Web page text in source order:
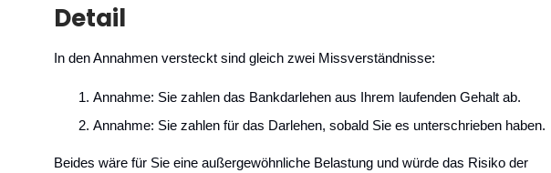
Detail
In den Annahmen versteckt sind gleich zwei Missverständnisse:
Annahme: Sie zahlen das Bankdarlehen aus Ihrem laufenden Gehalt ab.
Annahme: Sie zahlen für das Darlehen, sobald Sie es unterschrieben haben.
Beides wäre für Sie eine außergewöhnliche Belastung und würde das Risiko der